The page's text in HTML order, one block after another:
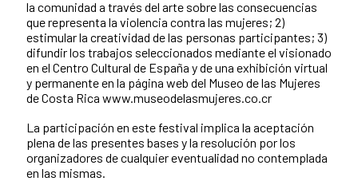
la comunidad a través del arte sobre las consecuencias
que representa la violencia contra las mujeres; 2)
estimular la creatividad de las personas participantes; 3)
difundir los trabajos seleccionados mediante el visionado
en el Centro Cultural de España y de una exhibición virtual
y permanente en la página web del Museo de las Mujeres
de Costa Rica www.museodelasmujeres.co.cr
La participación en este festival implica la aceptación
plena de las presentes bases y la resolución por los
organizadores de cualquier eventualidad no contemplada
en las mismas.